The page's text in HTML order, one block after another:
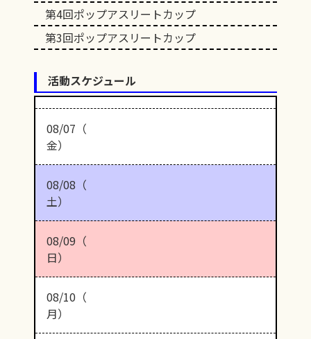
第4回ポップアスリートカップ
第3回ポップアスリートカップ
活動スケジュール
08/07（
金）
08/08（
土）
08/09（
日）
08/10（
月）